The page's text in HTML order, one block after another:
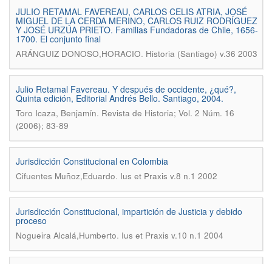
JULIO RETAMAL FAVEREAU, CARLOS CELIS ATRIA, JOSÉ
MIGUEL DE LA CERDA MERINO, CARLOS RUIZ RODRÍGUEZ
Y JOSÉ URZÚA PRIETO. Familias Fundadoras de Chile, 1656-
1700. El conjunto final
ARÁNGUIZ DONOSO,HORACIO. Historia (Santiago) v.36 2003
Julio Retamal Favereau. Y después de occidente, ¿qué?,
Quinta edición, Editorial Andrés Bello. Santiago, 2004.
Toro Icaza, Benjamín. Revista de Historia; Vol. 2 Núm. 16
(2006); 83-89
Jurisdicción Constitucional en Colombia
Cifuentes Muñoz,Eduardo. Ius et Praxis v.8 n.1 2002
Jurisdicción Constitucional, impartición de Justicia y debido
proceso
Nogueira Alcalá,Humberto. Ius et Praxis v.10 n.1 2004